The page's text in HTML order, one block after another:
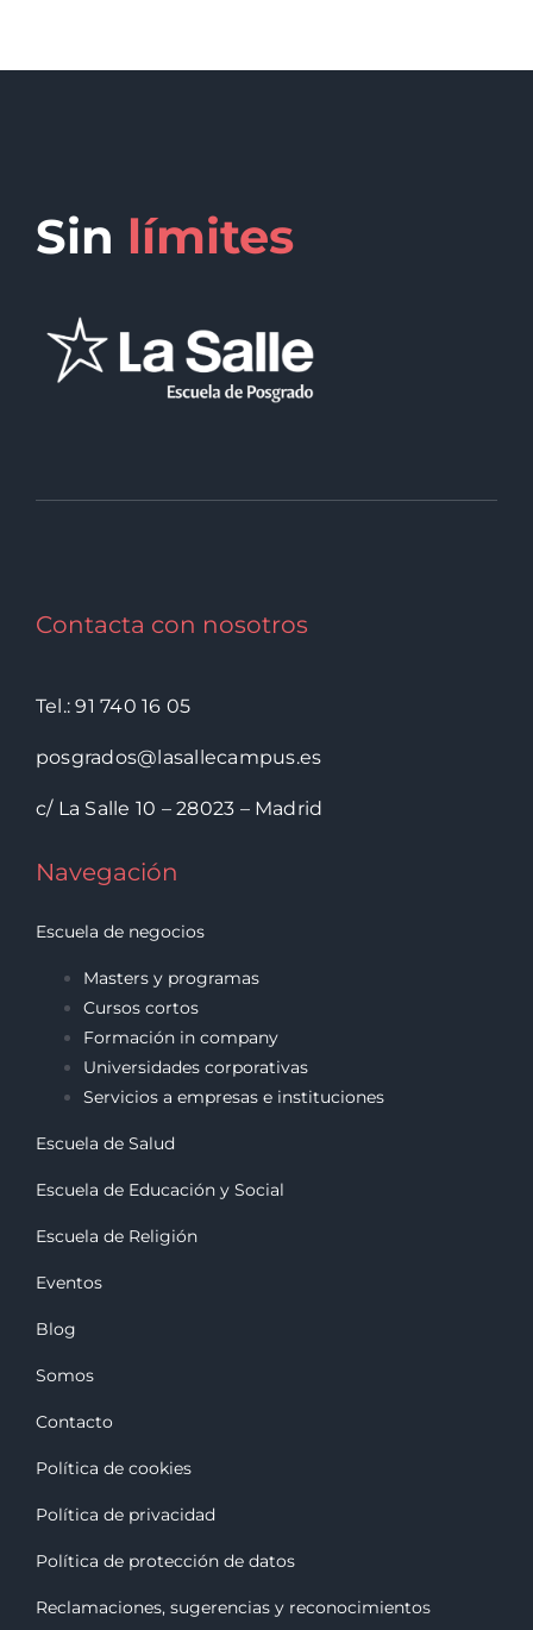
Sin límites
Contacta con nosotros
Tel.: 91 740 16 05
posgrados@lasallecampus.es
c/ La Salle 10 – 28023 – Madrid
Navegación
Escuela de negocios
Masters y programas
Cursos cortos
Formación in company
Universidades corporativas
Servicios a empresas e instituciones
Escuela de Salud
Escuela de Educación y Social
Escuela de Religión
Eventos
Blog
Somos
Contacto
Política de cookies
Política de privacidad
Política de protección de datos
Reclamaciones, sugerencias y reconocimientos